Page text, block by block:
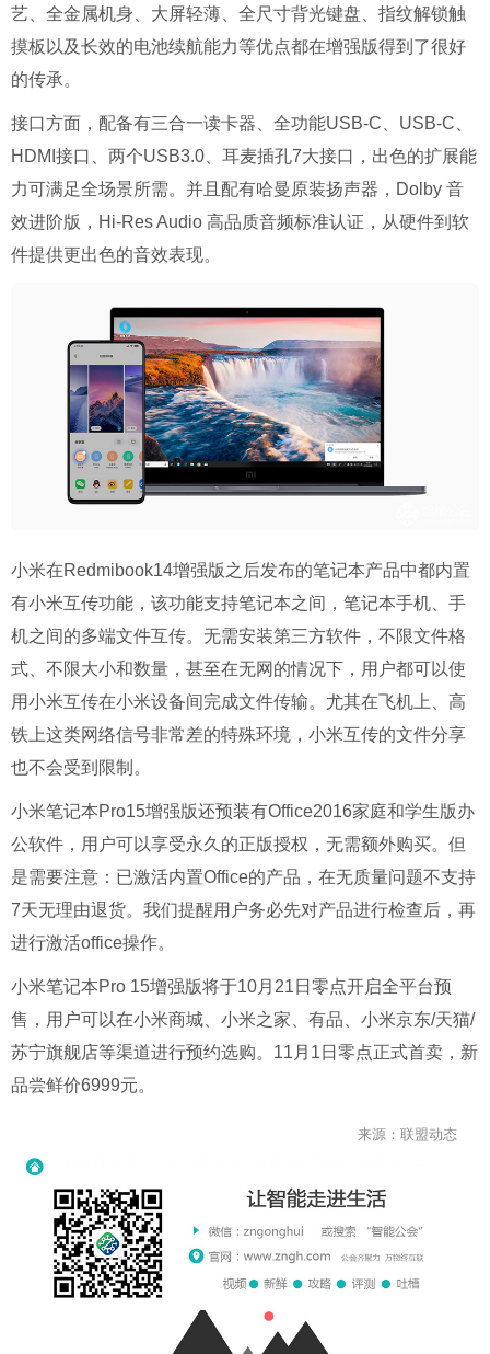
艺、全金属机身、大屏轻薄、全尺寸背光键盘、指纹解锁触
摸板以及长效的电池续航能力等优点都在增强版得到了很好
的传承。
接口方面，配备有三合一读卡器、全功能USB-C、USB-C、
HDMI接口、两个USB3.0、耳麦插孔7大接口，出色的扩展能
力可满足全场景所需。并且配有哈曼原装扬声器，Dolby 音
效进阶版，Hi-Res Audio 高品质音频标准认证，从硬件到软
件提供更出色的音效表现。
小米在Redmibook14增强版之后发布的笔记本产品中都内置
有小米互传功能，该功能支持笔记本之间，笔记本手机、手
机之间的多端文件互传。无需安装第三方软件，不限文件格
式、不限大小和数量，甚至在无网的情况下，用户都可以使
用小米互传在小米设备间完成文件传输。尤其在飞机上、高
铁上这类网络信号非常差的特殊环境，小米互传的文件分享
也不会受到限制。
小米笔记本Pro15增强版还预装有Office2016家庭和学生版办
公软件，用户可以享受永久的正版授权，无需额外购买。但
是需要注意：已激活内置Office的产品，在无质量问题不支持
7天无理由退货。我们提醒用户务必先对产品进行检查后，再
进行激活office操作。
小米笔记本Pro 15增强版将于10月21日零点开启全平台预
售，用户可以在小米商城、小米之家、有品、小米京东/天猫/
苏宁旗舰店等渠道进行预约选购。11月1日零点正式首卖，新
品尝鲜价6999元。
来源：联盟动态